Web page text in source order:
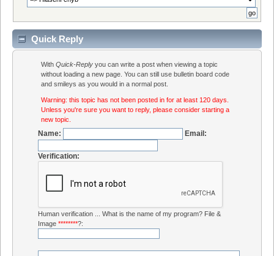
Quick Reply
WithQuick-Reply you can write a post when viewing a topic
without loading a new page. You can still use bulletin board code
and smileys as you would in a normal post.
Warning: this topic has not been posted in for at least 120 days.
Unless you're sure you want to reply, please consider starting a
new topic.
Name: Email:
Verification:
Human verification ... What is the name of my program? File &
Image ********?: